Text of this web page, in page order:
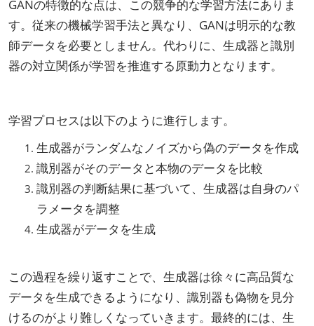
GANの特徴的な点は、この競争的な学習方法にありま
す。従来の機械学習手法と異なり、GANは明示的な教
師データを必要としません。代わりに、生成器と識別
器の対立関係が学習を推進する原動力となります。
学習プロセスは以下のように進行します。
生成器がランダムなノイズから偽のデータを作成
識別器がそのデータと本物のデータを比較
識別器の判断結果に基づいて、生成器は自身のパ
ラメータを調整
生成器がデータを生成
この過程を繰り返すことで、生成器は徐々に高品質な
データを生成できるようになり、識別器も偽物を見分
けるのがより難しくなっていきます。最終的には、生